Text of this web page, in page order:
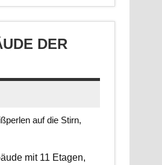
DER S
auf die Stirn,
mit 11 Etagen,